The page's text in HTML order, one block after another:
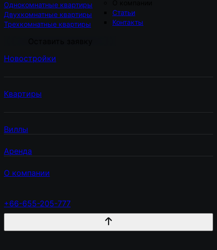
Однокомнатные квартиры
Двухкомнатные квартиры
Трехкомнатные квартиры
Статьи
Контакты
Новостройки
Квартиры
Виллы
Аренда
О компании
+66-655-205-777